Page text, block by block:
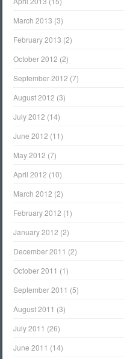
March 2013 (3)
February 2013 (2)
October 2012 (2)
September 2012 (7)
August 2012 (3)
July 2012 (14)
June 2012 (11)
May 2012 (7)
April 2012 (10)
March 2012 (2)
February 2012 (1)
January 2012 (2)
December 2011 (2)
October 2011 (1)
September 2011 (5)
August 2011 (3)
July 2011 (26)
June 2011 (14)